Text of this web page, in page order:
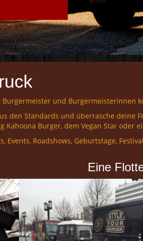
und Burgermeisterinnen
den Standards und überrasche deine
Burger, dem Vegan Star oder
Roadshows, Geburtstage,
Eine